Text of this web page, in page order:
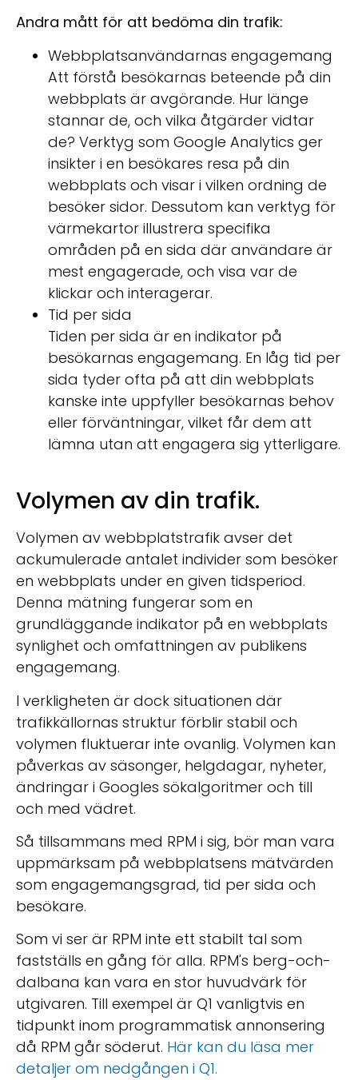
Andra mått för att bedöma din trafik:
Webbplatsanvändarnas engagemang
Att förstå besökarnas beteende på din
webbplats är avgörande. Hur länge
stannar de, och vilka åtgärder vidtar
de? Verktyg som Google Analytics ger
insikter i en besökares resa på din
webbplats och visar i vilken ordning de
besöker sidor. Dessutom kan verktyg för
värmekartor illustrera specifika
områden på en sida där användare är
mest engagerade, och visa var de
klickar och interagerar.
Tid per sida
Tiden per sida är en indikator på
besökarnas engagemang. En låg tid per
sida tyder ofta på att din webbplats
kanske inte uppfyller besökarnas behov
eller förväntningar, vilket får dem att
lämna utan att engagera sig ytterligare.
Volymen av din trafik.
Volymen av webbplatstrafik avser det
ackumulerade antalet individer som besöker
en webbplats under en given tidsperiod.
Denna mätning fungerar som en
grundläggande indikator på en webbplats
synlighet och omfattningen av publikens
engagemang.
I verkligheten är dock situationen där
trafikkällornas struktur förblir stabil och
volymen fluktuerar inte ovanlig. Volymen kan
påverkas av säsonger, helgdagar, nyheter,
ändringar i Googles sökalgoritmer och till
och med vädret.
Så tillsammans med RPM i sig, bör man vara
uppmärksam på webbplatsens mätvärden
som engagemangsgrad, tid per sida och
besökare.
Som vi ser är RPM inte ett stabilt tal som
fastställs en gång för alla. RPM's berg-och-
dalbana kan vara en stor huvudvärk för
utgivaren. Till exempel är Q1 vanligtvis en
tidpunkt inom programmatisk annonsering
då RPM går söderut. Här kan du läsa mer
detaljer om nedgången i Q1.